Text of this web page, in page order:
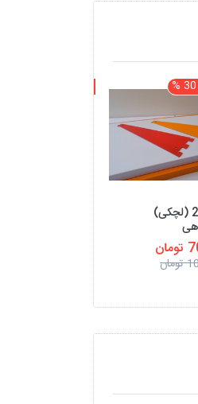
زاویه 20 (لچکی)